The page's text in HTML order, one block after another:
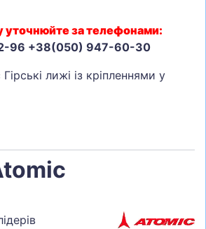
уточнюйте за телефонами:
96 +38(050) 947-60-30
лижі із кріпленнями у